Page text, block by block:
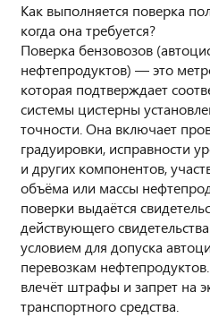
Как выполняется поверка
когда она требуется?
Поверка бензовозов
нефтепродуктов) — это
которая подтверждает
системы цистерны
точности. Она включает
градуировки, исправности
и других компонентов,
объёма или массы
поверки выдаётся
действующего
условием для допуска
перевозкам
влечёт штрафы и запрет на
транспортного средства.